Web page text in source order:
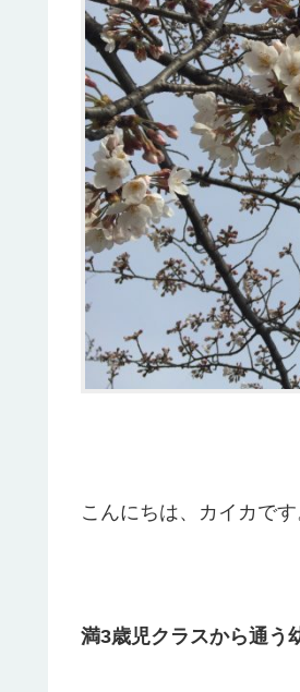
こんにちは、カイカです
満3歳児クラスから通う